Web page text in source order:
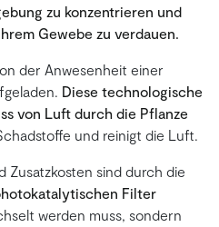
zu konzentrieren und
Gewebe zu verdauen.
der Anwesenheit einer
Diese technologische
von Luft durch die Pflanze
und reinigt die Luft.
Zusatzkosten sind durch die
Filter
werden muss, sondern